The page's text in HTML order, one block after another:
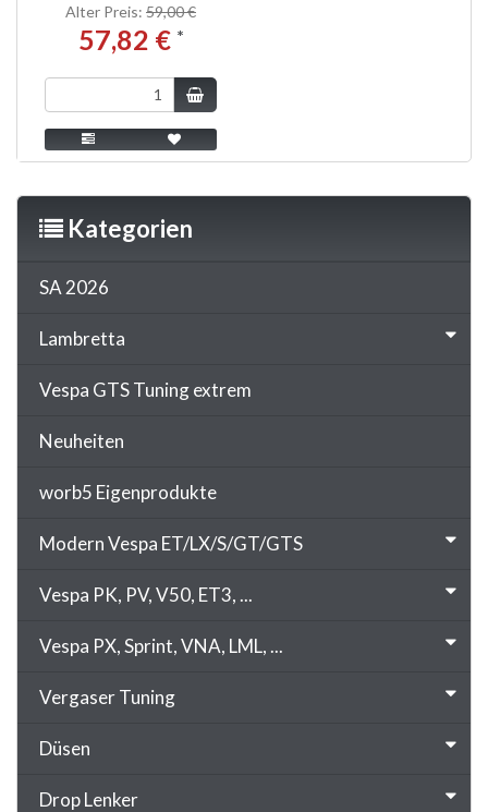
Alter Preis: 59,00 €
57,82 € *
Kategorien
SA 2026
Lambretta
Vespa GTS Tuning extrem
Neuheiten
worb5 Eigenprodukte
Modern Vespa ET/LX/S/GT/GTS
Vespa PK, PV, V50, ET3, ...
Vespa PX, Sprint, VNA, LML, ...
Vergaser Tuning
Düsen
Drop Lenker